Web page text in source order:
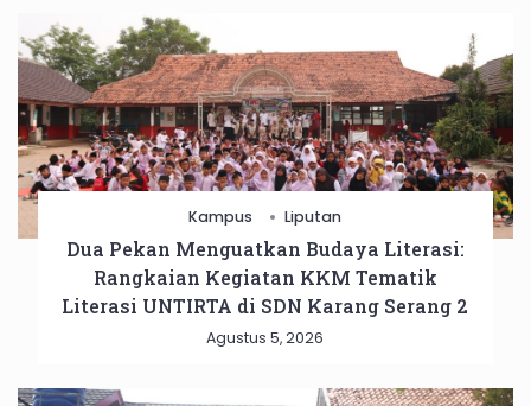
Kampus Liputan
Dua Pekan Menguatkan Budaya Literasi:
Rangkaian Kegiatan KKM Tematik
Literasi UNTIRTA di SDN Karang Serang 2
Agustus 5, 2026